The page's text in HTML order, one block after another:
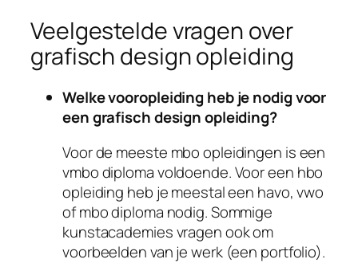
Veelgestelde vragen over
grafisch design opleiding
Welke vooropleiding heb je nodig voor
een grafisch design opleiding?
Voor de meeste mbo opleidingen is een
vmbo diploma voldoende. Voor een hbo
opleiding heb je meestal een havo, vwo
of mbo diploma nodig. Sommige
kunstacademies vragen ook om
voorbeelden van je werk (een portfolio).